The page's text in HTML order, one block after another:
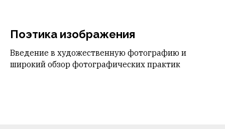
Поэтика изображения
Введение в художественную фотографию и
широкий обзор фотографических практик